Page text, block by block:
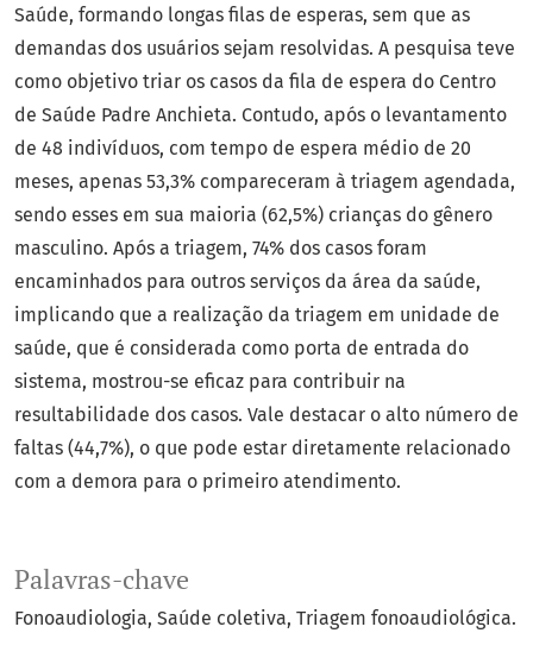
Palavras-chave
Fonoaudiologia Saúde coletiva Triagem fonoaudiológica.
Saúde, formando longas filas de esperas, sem que as
demandas dos usuários sejam resolvidas. A pesquisa teve
como objetivo triar os casos da fila de espera do Centro
de Saúde Padre Anchieta. Contudo, após o levantamento
de 48 indivíduos, com tempo de espera médio de 20
meses, apenas 53,3% compareceram à triagem agendada,
sendo esses em sua maioria (62,5%) crianças do gênero
masculino. Após a triagem, 74% dos casos foram
encaminhados para outros serviços da área da saúde,
implicando que a realização da triagem em unidade de
saúde, que é considerada como porta de entrada do
sistema, mostrou-se eficaz para contribuir na
resultabilidade dos casos. Vale destacar o alto número de
faltas (44,7%), o que pode estar diretamente relacionado
com a demora para o primeiro atendimento.